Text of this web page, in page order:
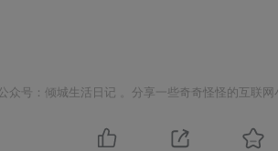
众号：倾城生活日记 。分享一些奇奇怪怪的互联